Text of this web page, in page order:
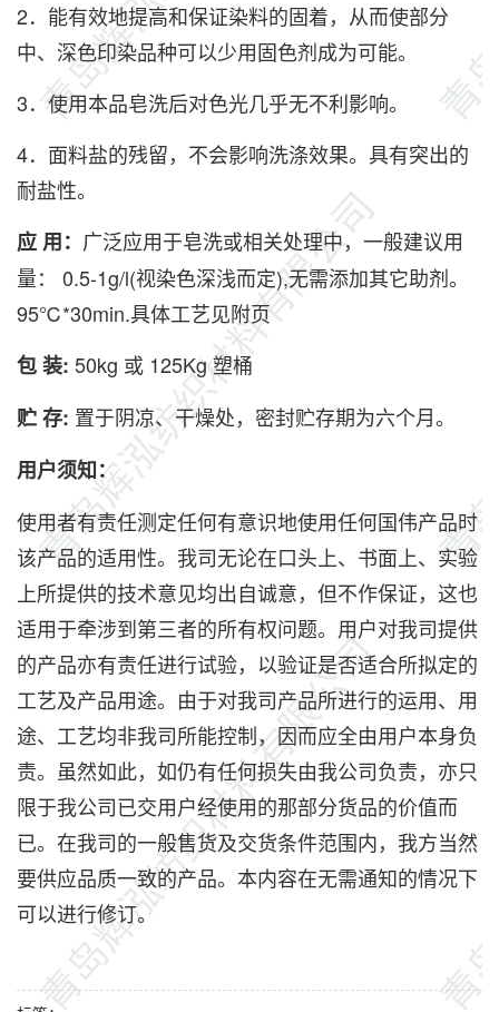
2．能有效地提高和保证染料的固着，从而使部分
中、深色印染品种可以少用固色剂成为可能。
3．使用本品皂洗后对色光几乎无不利影响。
4．面料盐的残留，不会影响洗涤效果。具有突出的
耐盐性。
应 用： 广泛应用于皂洗或相关处理中，一般建议用
量： 0.5-1g/l(视染色深浅而定),无需添加其它助剂。
95℃*30min.具体工艺见附页
包 装: 50kg 或 125Kg 塑桶
贮 存: 置于阴凉、干燥处，密封贮存期为六个月。
用户须知：
使用者有责任测定任何有意识地使用任何国伟产品时
该产品的适用性。我司无论在口头上、书面上、实验
上所提供的技术意见均出自诚意，但不作保证，这也
适用于牵涉到第三者的所有权问题。用户对我司提供
的产品亦有责任进行试验，以验证是否适合所拟定的
工艺及产品用途。由于对我司产品所进行的运用、用
途、工艺均非我司所能控制，因而应全由用户本身负
责。虽然如此，如仍有任何损失由我公司负责，亦只
限于我公司已交用户经使用的那部分货品的价值而
已。在我司的一般售货及交货条件范围内，我方当然
要供应品质一致的产品。本内容在无需通知的情况下
可以进行修订。